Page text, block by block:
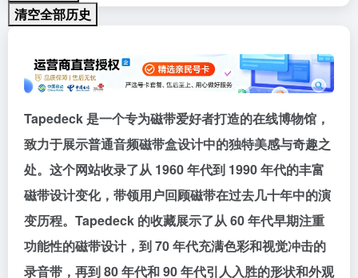
清空全部历史
Tapedeck 是一个专为磁带爱好者打造的在线博物馆，
致力于展示普通音频磁带盒设计中的独特美感与奇趣之
处。这个网站收录了从 1960 年代到 1990 年代的丰富
磁带设计变化，带领用户回顾磁带在过去几十年中的演
变历程。Tapedeck 的收藏展示了从 60 年代早期注重
功能性的磁带设计，到 70 年代充满色彩和视觉冲击的
录音带，再到 80 年代和 90 年代引人入胜的形状和外观